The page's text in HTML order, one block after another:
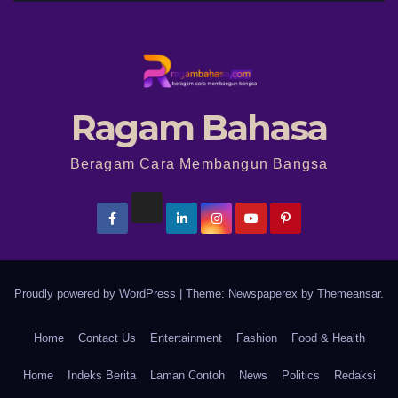
Ragam Bahasa
Beragam Cara Membangun Bangsa
Proudly powered by WordPress | Theme: Newspaperex by Themeansar.
Home Contact Us Entertainment Fashion Food & Health
Home Indeks Berita Laman Contoh News Politics Redaksi